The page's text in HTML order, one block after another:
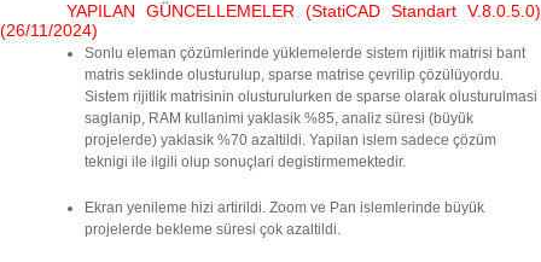
YAPILAN GÜNCELLEMELER (StatiCAD Standart V.8.0.5.0)
(26/11/2024)
Sonlu eleman çözümlerinde yüklemelerde sistem rijitlik matrisi bant
matris seklinde olusturulup, sparse matrise çevrilip çözülüyordu.
Sistem rijitlik matrisinin olusturulurken de sparse olarak olusturulmasi
saglanip, RAM kullanimi yaklasik %85, analiz süresi (büyük
projelerde) yaklasik %70 azaltildi. Yapilan islem sadece çözüm
teknigi ile ilgili olup sonuçlari degistirmemektedir.
Ekran yenileme hizi artirildi. Zoom ve Pan islemlerinde büyük
projelerde bekleme süresi çok azaltildi.